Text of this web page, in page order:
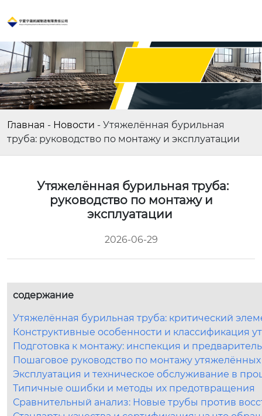
Главная - Новости - Утяжелённая бурильная
труба: руководство по монтажу и эксплуатации
Утяжелённая бурильная труба:
руководство по монтажу и
эксплуатации
2026-06-29
содержание
Утяжелённая бурильная труба: критический
Конструктивные особенности и классификация
Подготовка к монтажу: инспекция и
Пошаговое руководство по монтажу
Эксплуатация и техническое обслуживание в
Типичные ошибки и методы их предотвращения
Сравнительный анализ: Новые трубы против